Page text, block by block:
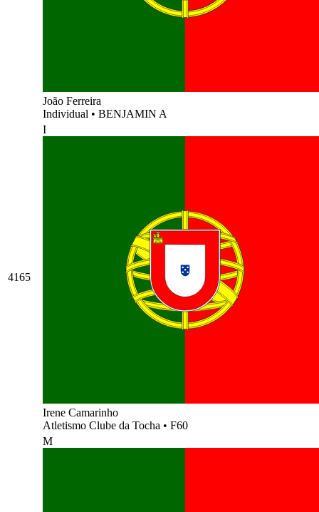
João Ferreira
Individual • BENJAMIN A
4165
I
Irene Camarinho
Atletismo Clube da Tocha • F60
M